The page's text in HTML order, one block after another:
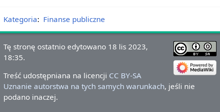
Kategoria: Finanse publiczne
Tę stronę ostatnio edytowano 18 lis 2023,
18:35.
Treść udostępniana na licencji CC BY-SA
Uznanie autorstwa na tych samych warunkach, jeśli nie
podano inaczej.